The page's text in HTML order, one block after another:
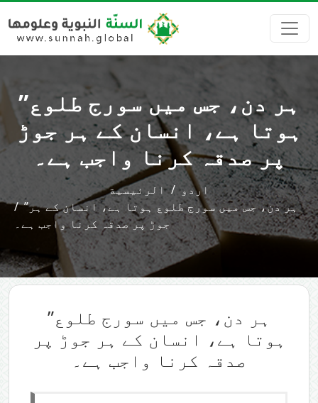
”ہر دن، جس میں سورج طلوع
ہوتا ہے، انسان کے ہر جوڑ
پر صدقہ کرنا واجب ہے۔
الرئيسية
اردو
”ہر دن، جس میں سورج طلوع ہوتا ہے، انسان کے ہر
جوڑ پر صدقہ کرنا واجب ہے۔
”ہر دن، جس میں سورج طلوع
ہوتا ہے، انسان کے ہر جوڑ پر
صدقہ کرنا واجب ہے۔